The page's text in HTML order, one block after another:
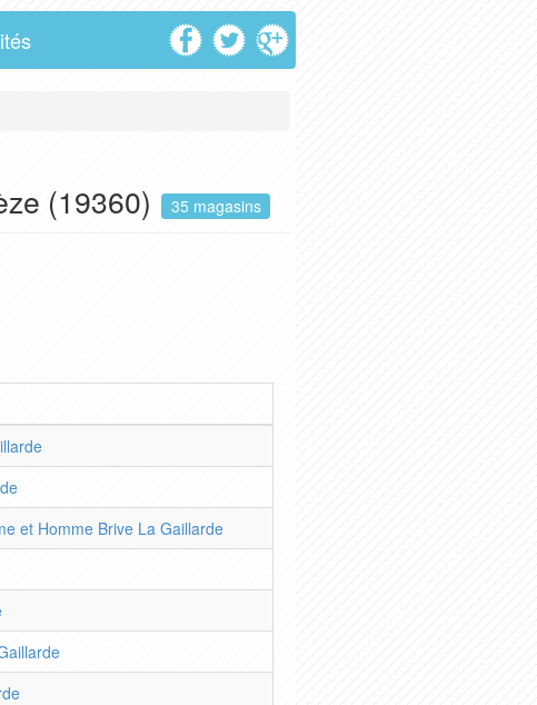
(19360) 35 magasins
et Homme Brive La Gaillarde